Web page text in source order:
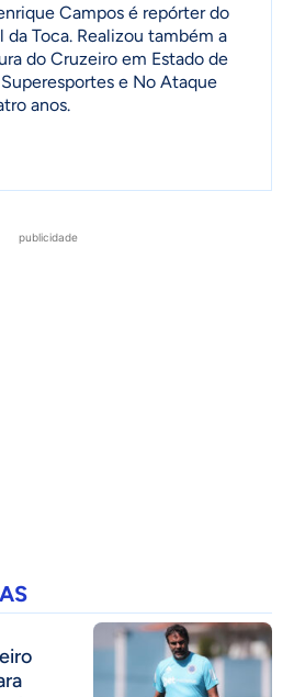
Campos é repórter do
da Toca. Realizou também a
do Cruzeiro em Estado de
e No Ataque
anos.
publicidade